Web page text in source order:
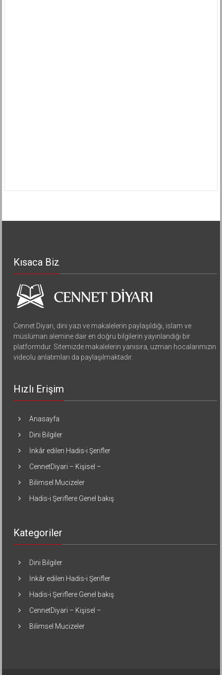
Kısaca Biz
Cennet Diyarı, dini yazı ve makalelerin paylaşıldığı, islam ve
müslüman alemine dair en doğru bilgilerin yayınlandığı bir
platformdur. Sitemizde makalelerin yanısıra, uzman hocalarımızın
videolu anlatımları da paylaşılmaktadır.
Hızlı Erişim
Anasayfa
Dini Bilgiler
İnkâr edilen Hadis-i Şerifler
CennetDiyari – Kişisel –
Bilimsel Mucizeler
Hadis-i Şeriflere Genel bakış
Kategoriler
Dini Bilgiler
İnkâr edilen Hadis-i Şerifler
Hadis-i Şeriflere Genel bakış
CennetDiyari – Kişisel –
Bilimsel Mucizeler